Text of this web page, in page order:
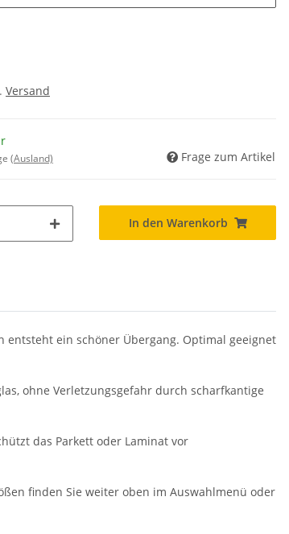
Versand
(Ausland) Frage zum Artikel
In den Warenkorb
ein schöner Übergang. Optimal geeignet
ohne Verletzungsgefahr durch scharfkantige
das Parkett oder Laminat vor
finden Sie weiter oben im Auswahlmenü oder